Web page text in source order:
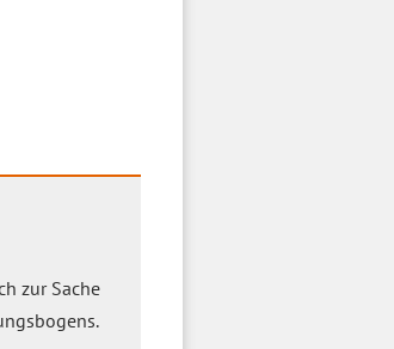
zur Sache